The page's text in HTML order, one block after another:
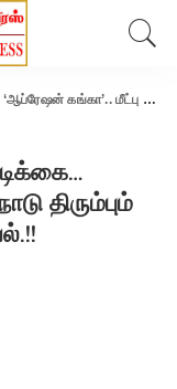
‘ஆப்ரேஷன் கங்கா’.. மீட்பு நடவடிக்கை… உக்ரைனைலிருந்து தொடர்ந்து நாடு திரும்பும் இந்தியர்கள்- வெளியான தகவல்.!!
திரும்பும்